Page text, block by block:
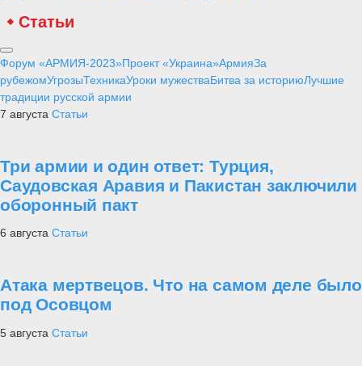
Статьи
Форум «АРМИЯ-2023»Проект «Украина»АрмияЗа
рубежомУгрозыТехникаУроки мужестваБитва за историюЛучшие
традиции русской армии
7 августа Статьи
Три армии и один ответ: Турция,
Саудовская Аравия и Пакистан заключили
оборонный пакт
6 августа Статьи
Атака мертвецов. Что на самом деле было
под Осовцом
5 августа Статьи